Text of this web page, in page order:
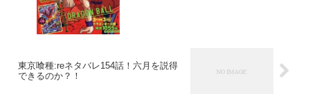
東京喰種:reネタバレ154話！六月を説得
できるのか？！